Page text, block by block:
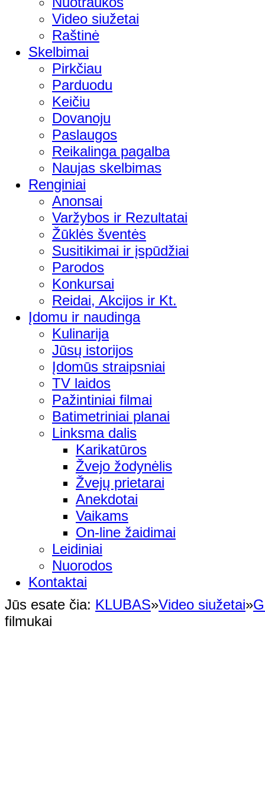
Video siužetai
Raštinė
Skelbimai
Pirkčiau
Parduodu
Keičiu
Dovanoju
Paslaugos
Reikalinga pagalba
Naujas skelbimas
Renginiai
Anonsai
Varžybos ir Rezultatai
Žūklės šventės
Susitikimai ir įspūdžiai
Parodos
Konkursai
Reidai, Akcijos ir Kt.
Įdomu ir naudinga
Kulinarija
Jūsų istorijos
Įdomūs straipsniai
TV laidos
Pažintiniai filmai
Batimetriniai planai
Linksma dalis
Karikatūros
Žvejo žodynėlis
Žvejų prietarai
Anekdotai
Vaikams
On-line žaidimai
Leidiniai
Nuorodos
Kontaktai
Jūs esate čia: KLUBAS»Video siužetai»
filmukai